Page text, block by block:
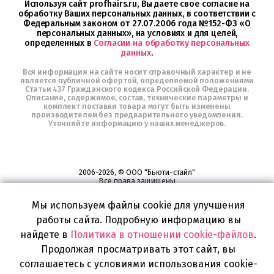
Используя сайт profhairs.ru, Вы даете свое согласие на
обработку Ваших персональных данных, в соответствии с
Федеральным законом от 27.07.2006 года №152-ФЗ «О
персональных данных», на условиях и для целей,
определенных в Согласии на обработку персональных
данных.
Вся информация на сайте носит справочный характер и не
является публичной офертой, определяемой положениями
Статьи 437 Гражданского кодекса Российской Федерации.
Описание, содержимое, состав, технические параметры и
комплект поставки товара могут быть изменены
производителем без предварительного уведомления.
Уточняйте информацию у наших менеджеров.
2006-2026, © ООО "Бьюти-стайл"
Все права защищены
Широкий выбор инструментов, аксессуаров и принадлежностей для
воплощения
самых изысканных и необычных идей по созданию Вашего образа и стиля.
Мы используем файлы cookie для улучшения
работы сайта. Подробную информацию вы
найдете в Политика в отношении cookie-файлов.
Продолжая просматривать этот сайт, вы
соглашаетесь с условиями использования cookie-